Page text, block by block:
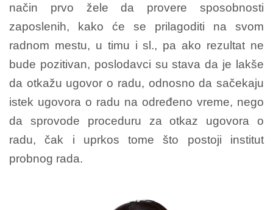
način prvo žele da provere sposobnosti
zaposlenih, kako će se prilagoditi na svom
radnom mestu, u timu i sl., pa ako rezultat ne
bude pozitivan, poslodavci su stava da je lakše
da otkažu ugovor o radu, odnosno da sačekaju
istek ugovora o radu na određeno vreme, nego
da sprovode proceduru za otkaz ugovora o
radu, čak i uprkos tome što postoji institut
probnog rada.